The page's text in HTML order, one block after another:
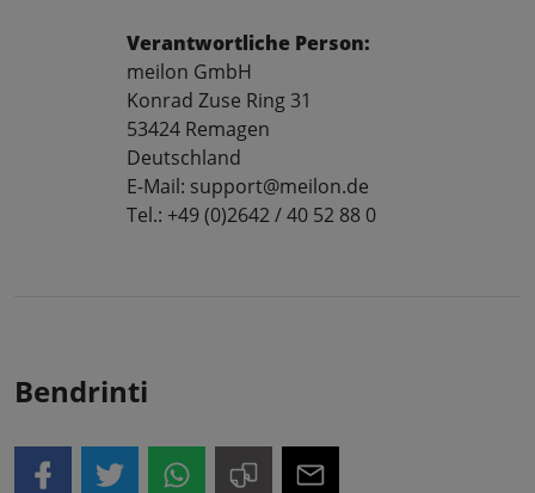
Verantwortliche Person:
meilon GmbH
Konrad Zuse Ring 31
53424 Remagen
Deutschland
E-Mail: support@meilon.de
Tel.: +49 (0)2642 / 40 52 88 0
Bendrinti